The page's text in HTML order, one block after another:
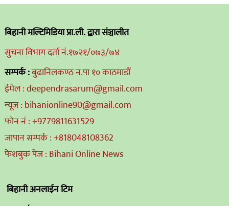
बिहानी मल्टिमिडिया प्रा.ली. द्वारा संञ्चालीत
सुचना विभाग दर्ता नं.१७२१/०७३/७४
सम्पर्क :बुढानिलकण्ठ न.पा १० काठमाडौं
ईमेल : deependrasarum@gmail.com
न्यूज : bihanionline90@gmail.com
फोन नं : +9779811631529
जापान सम्पर्क : +818048108362
फेशबुक पेज : Bihani Online News
बिहानी अनलाईन टिम